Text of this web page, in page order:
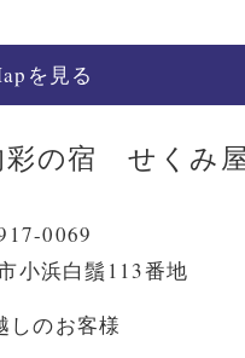
を見る
彩の宿 せくみ屋
0069
小浜白鬚113番地
しのお客様